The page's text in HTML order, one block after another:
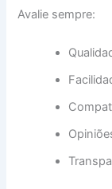
Avalie sempre: